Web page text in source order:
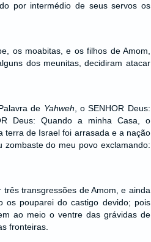
por intermédio de seus servos os
os moabitas, e os filhos de Amom,
dos meunitas, decidiram atacar
de Yahweh , o SENHOR Deus:
Deus: Quando a minha Casa, o
terra de Israel foi arrasada e a nação
do meu povo exclamando:
três transgressões de Amom, e ainda
os pouparei do castigo devido; pois
ao meio o ventre das grávidas de
fronteiras.